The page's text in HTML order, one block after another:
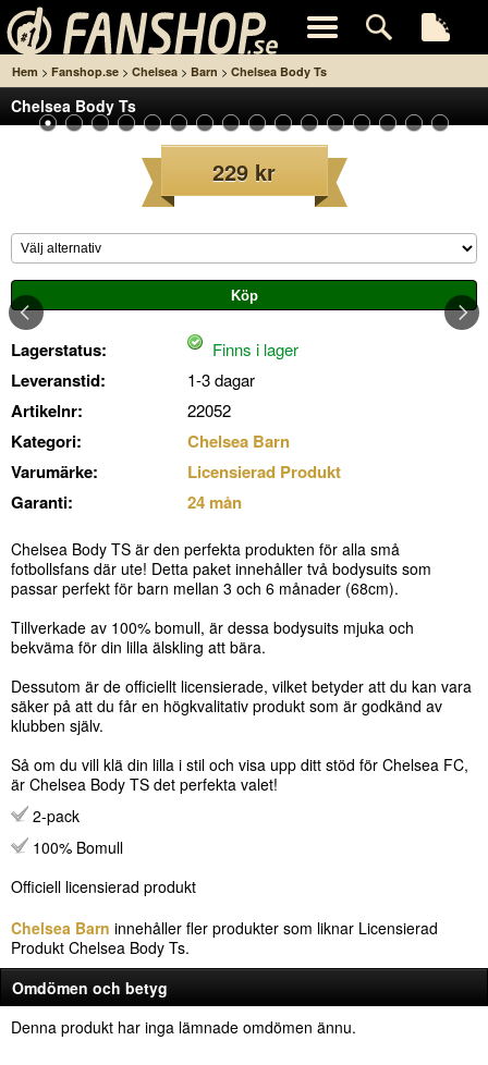
Hem > Fanshop.se > Chelsea > Barn > Chelsea Body Ts
Chelsea Body Ts
229 kr
Lagerstatus: Finns i lager
Leveranstid: 1-3 dagar
Artikelnr: 22052
Kategori:
Chelsea Barn
Varumärke:
Licensierad Produkt
Garanti:
24 mån
Chelsea Body TS är den perfekta produkten för alla små
fotbollsfans där ute! Detta paket innehåller två bodysuits som
passar perfekt för barn mellan 3 och 6 månader (68cm).
Tillverkade av 100% bomull, är dessa bodysuits mjuka och
bekväma för din lilla älskling att bära.
Dessutom är de officiellt licensierade, vilket betyder att du kan vara
säker på att du får en högkvalitativ produkt som är godkänd av
klubben själv.
Så om du vill klä din lilla i stil och visa upp ditt stöd för Chelsea FC,
är Chelsea Body TS det perfekta valet!
2-pack
100% Bomull
Officiell licensierad produkt
Chelsea Barn innehåller fler produkter som liknar Licensierad
Produkt Chelsea Body Ts.
Omdömen och betyg
Denna produkt har inga lämnade omdömen ännu.